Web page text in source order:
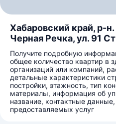
Хабаровский край, р-
Черная Речка, ул. 91
Получите подробную
общее количество квартир в
организаций или компаний,
детальные характеристики
постройки, этажность, тип
материалы, информация об
название, контактные
предоставляемых услуг